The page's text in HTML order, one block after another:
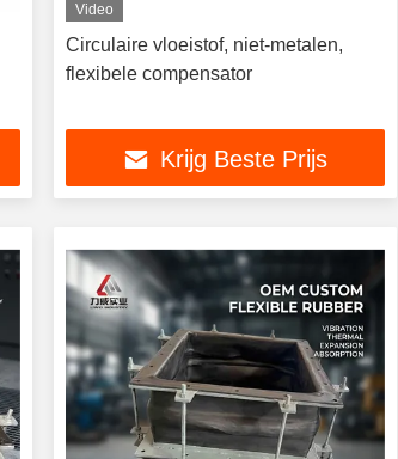
Video
Circulaire vloeistof, niet-metalen,
flexibele compensator
Krijg Beste Prijs